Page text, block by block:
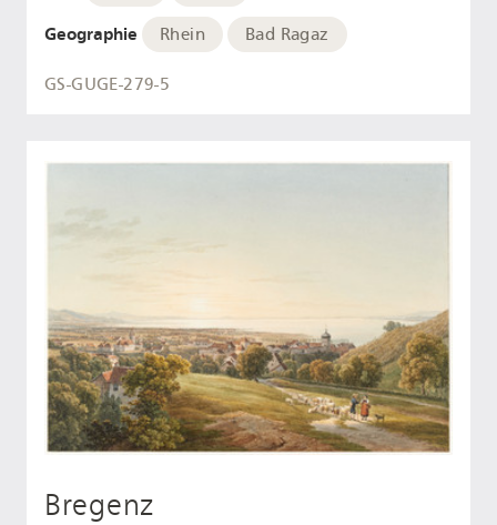
Geographie Rhein Bad Ragaz
GS-GUGE-279-5
Bregenz